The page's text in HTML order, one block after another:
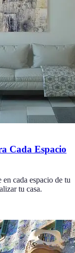
Cada Espacio
cada espacio de tu
tu casa.